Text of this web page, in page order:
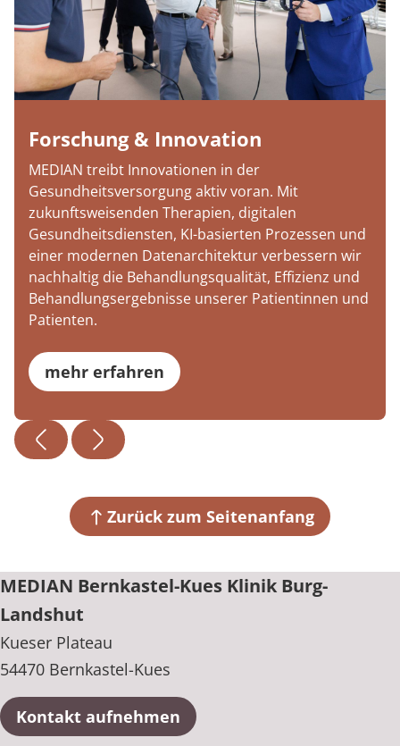
Forschung & Innovation
MEDIAN treibt Innovationen in der
Gesundheitsversorgung aktiv voran. Mit
zukunftsweisenden Therapien, digitalen
Gesundheitsdiensten, KI-basierten Prozessen und
einer modernen Datenarchitektur verbessern wir
nachhaltig die Behandlungsqualität, Effizienz und
Behandlungsergebnisse unserer Patientinnen und
Patienten.
mehr erfahren
Zurück zum Seitenanfang
MEDIAN Bernkastel-Kues Klinik Burg-
Landshut
Kueser Plateau
54470 Bernkastel-Kues
Kontakt aufnehmen